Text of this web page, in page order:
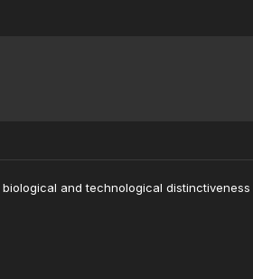
and technological